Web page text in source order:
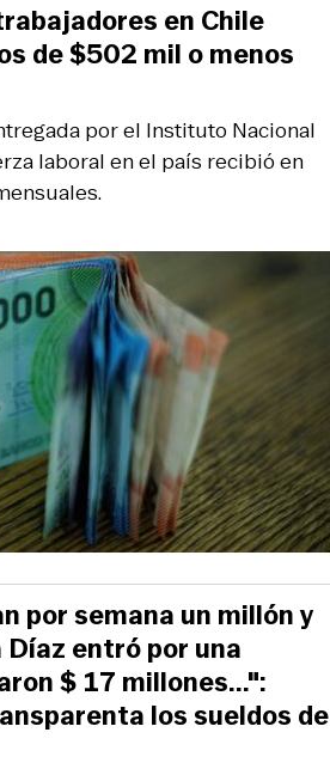
por el Instituto Nacional
laboral en el país recibió en
en Chile
de $502 mil o menos
por semana un millón y
Díaz entró por una
$ 17 millones...":
los sueldos de